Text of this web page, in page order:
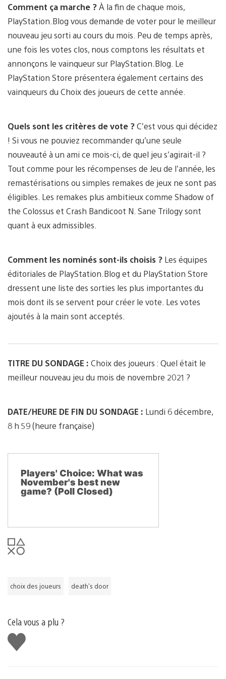
Comment ça marche ?À la fin de chaque mois,
PlayStation.Blog vous demande de voter pour le meilleur
nouveau jeu sorti au cours du mois. Peu de temps après,
une fois les votes clos, nous comptons les résultats et
annonçons le vainqueur sur PlayStation.Blog. Le
PlayStation Store présentera également certains des
vainqueurs du Choix des joueurs de cette année.
Quels sont les critères de vote ?C’est vous qui décidez
! Si vous ne pouviez recommander qu’une seule
nouveauté à un ami ce mois-ci, de quel jeu s’agirait-il ?
Tout comme pour les récompenses de Jeu de l’année, les
remastérisations ou simples remakes de jeux ne sont pas
éligibles. Les remakes plus ambitieux comme Shadow of
the Colossus et Crash Bandicoot N. Sane Trilogy sont
quant à eux admissibles.
Comment les nominés sont-ils choisis ? Les équipes
éditoriales de PlayStation.Blog et du PlayStation Store
dressent une liste des sorties les plus importantes du
mois dont ils se servent pour créer le vote. Les votes
ajoutés à la main sont acceptés.
TITRE DU SONDAGE : Choix des joueurs : Quel était le
meilleur nouveau jeu du mois de novembre 2021 ?
DATE/HEURE DE FIN DU SONDAGE : Lundi 6 décembre,
8 h 59 (heure française)
Players' Choice: What was
November's best new
game? (Poll Closed)
choix des joueurs death's door
Cela vous a plu ?
J'aime